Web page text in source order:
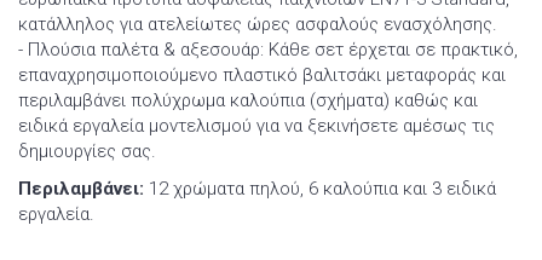
κατάλληλος για ατελείωτες ώρες ασφαλούς ενασχόλησης.
- Πλούσια παλέτα & αξεσουάρ: Κάθε σετ έρχεται σε πρακτικό,
επαναχρησιμοποιούμενο πλαστικό βαλιτσάκι μεταφοράς και
περιλαμβάνει πολύχρωμα καλούπια (σχήματα) καθώς και
ειδικά εργαλεία μοντελισμού για να ξεκινήσετε αμέσως τις
δημιουργίες σας.
Περιλαμβάνει: 12 χρώματα πηλού, 6 καλούπια και 3 ειδικά
εργαλεία.